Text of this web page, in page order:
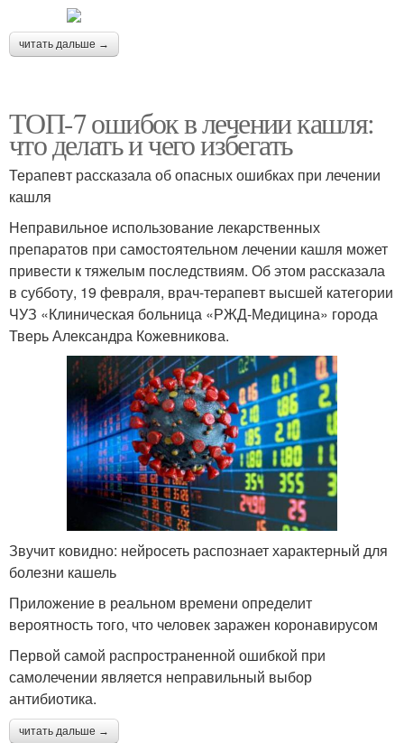
читать дальше →
ТОП-7 ошибок в лечении кашля:
что делать и чего избегать
Терапевт рассказала об опасных ошибках при лечении
кашля
Неправильное использование лекарственных
препаратов при самостоятельном лечении кашля может
привести к тяжелым последствиям. Об этом рассказала
в субботу, 19 февраля, врач-терапевт высшей категории
ЧУЗ «Клиническая больница «РЖД-Медицина» города
Тверь Александра Кожевникова.
Звучит ковидно: нейросеть распознает характерный для
болезни кашель
Приложение в реальном времени определит
вероятность того, что человек заражен коронавирусом
Первой самой распространенной ошибкой при
самолечении является неправильный выбор
антибиотика.
читать дальше →